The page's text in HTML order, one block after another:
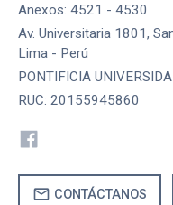
Anexos: 4521 - 4530
Av. Universitaria 1801,
Lima - Perú
PONTIFICIA
RUC: 20155945860
mail CONTÁCTANOS